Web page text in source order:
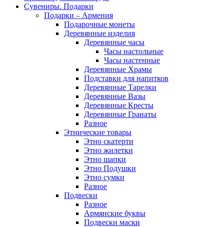
Сувениры. Подарки
Подарки – Армения
Подарочные монеты
Деревянные изделия
Деревянные часы
Часы настольные
Часы настенные
Деревянные Храмы
Подставки для напитков
Деревянные Тарелки
Деревянные Вазы
Деревянные Кресты
Деревянные Гранаты
Разное
Этнические товары
Этно скатерти
Этно жилетки
Этно шапки
Этно Подушки
Этно сумки
Разное
Подвески
Разное
Армянские буквы
Подвески маски